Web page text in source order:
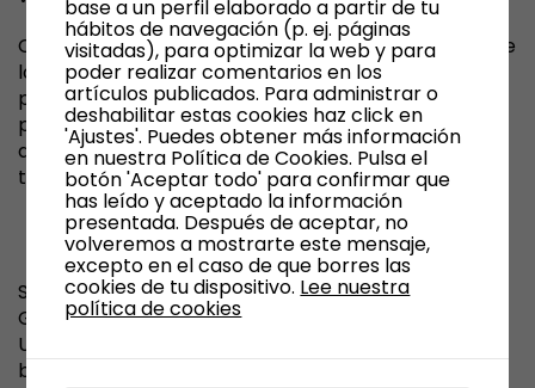
Conductos Gamat tampoco se hace responsable de
los daños que pudiesen ocasionarse a los usuarios
por un uso inadecuado de este Sitio Web. En
particular, no se hace responsable en modo alguno
de las caídas, interrupciones, falta o defecto de las
telecomunicaciones que pudieran ocurrir.
IV. POLÍTICA DE ENLACES
Se informa que el Sitio Web de Conductos
Gamat pone o puede poner a disposición de los
Usuarios medios de enlace (como, entre otros, links,
banners, botones), directorios y motores de
base a un perfil elaborado a partir de tu
hábitos de navegación (p. ej. páginas
visitadas), para optimizar la web y para
poder realizar comentarios en los
artículos publicados. Para administrar o
deshabilitar estas cookies haz click en
'Ajustes'. Puedes obtener más información
en nuestra Política de Cookies. Pulsa el
botón 'Aceptar todo' para confirmar que
has leído y aceptado la información
presentada. Después de aceptar, no
volveremos a mostrarte este mensaje,
excepto en el caso de que borres las
cookies de tu dispositivo. Lee nuestra
política de cookies